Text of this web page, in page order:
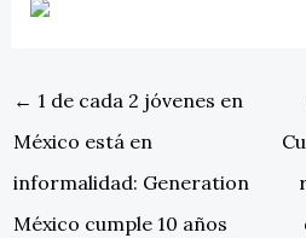
← 1 de cada 2 jóvenes en
México está en
informalidad: Generation
México cumple 10 años